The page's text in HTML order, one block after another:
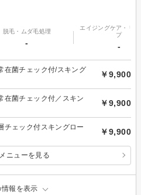
脱毛・ムダ毛処理
-
エイジングケア・リ
プ
-
在菌チェック付/スキング
￥9,900
在菌チェック付／スキン
￥9,900
チェック付スキングロー
￥9,900
ニューを見る
報を表示